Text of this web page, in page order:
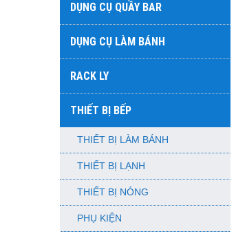
DỤNG CỤ QUẦY BAR
DỤNG CỤ LÀM BÁNH
RACK LY
THIẾT BỊ BẾP
THIẾT BỊ LÀM BÁNH
THIẾT BỊ LẠNH
THIẾT BỊ NÓNG
PHỤ KIỆN